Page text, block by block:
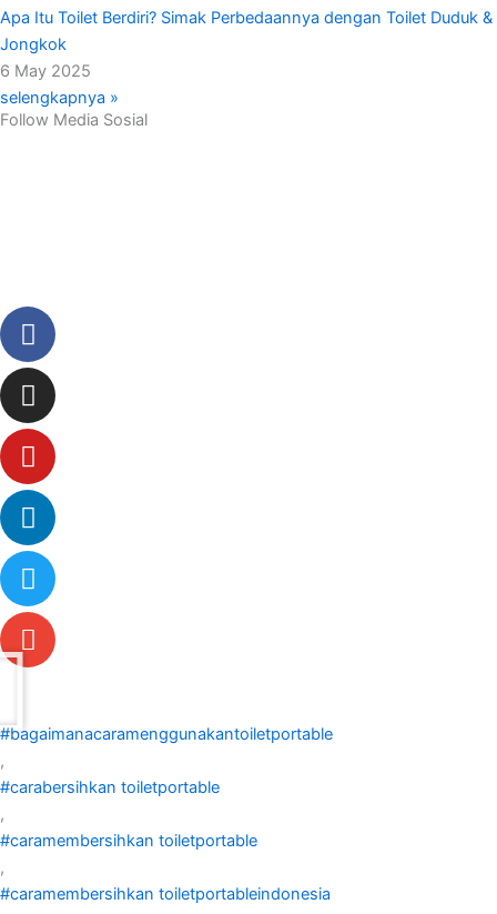
Apa Itu Toilet Berdiri? Simak Perbedaannya dengan Toilet Duduk &
Jongkok
6 May 2025
selengkapnya »
Follow Media Sosial
Facebook-
f
Instagram
Youtube
Linkedin
Twitter
Envelope
#bagaimanacaramenggunakantoiletportable
,
#carabersihkan toiletportable
,
#caramembersihkan toiletportable
,
#caramembersihkan toiletportableindonesia